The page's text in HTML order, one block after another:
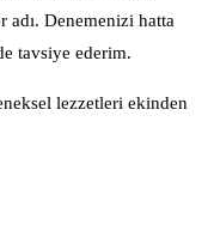
adı. Denemenizi hatta
tavsiye ederim.
lezzetleri ekinden